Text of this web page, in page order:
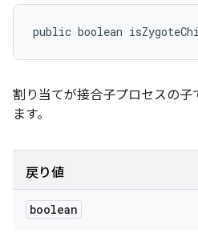
public boolean
割り当てが接合子プロセスの子
ます。
戻り値
boolean